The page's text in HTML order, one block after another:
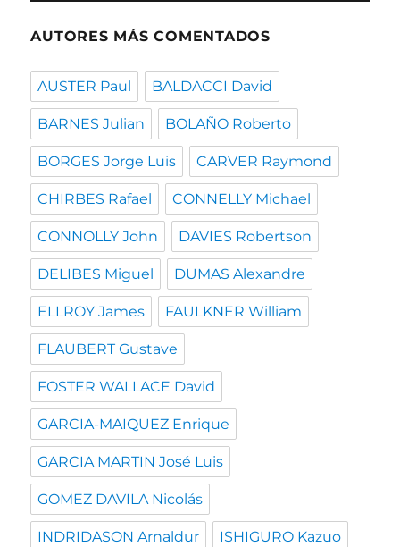
AUTORES MÁS COMENTADOS
AUSTER Paul BALDACCI David
BARNES Julian BOLAÑO Roberto
BORGES Jorge Luis CARVER Raymond
CHIRBES Rafael CONNELLY Michael
CONNOLLY John DAVIES Robertson
DELIBES Miguel DUMAS Alexandre
ELLROY James FAULKNER William
FLAUBERT Gustave
FOSTER WALLACE David
GARCIA-MAIQUEZ Enrique
GARCIA MARTIN José Luis
GOMEZ DAVILA Nicolás
INDRIDASON Arnaldur ISHIGURO Kazuo